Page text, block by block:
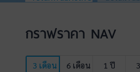
กราฟราคา NAV
3 เดือน 6 เดือน 1 ปี